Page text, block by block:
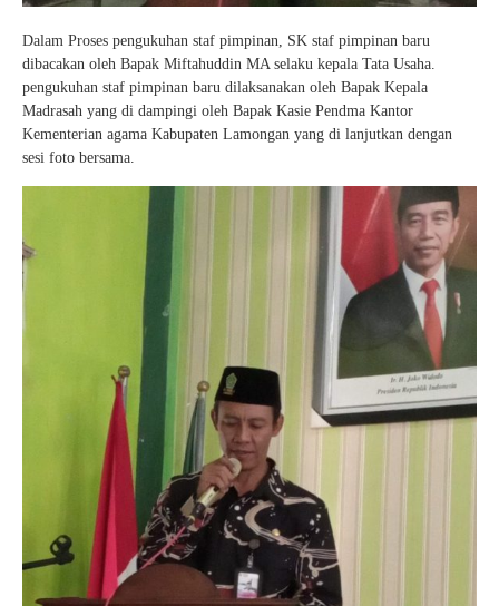
Dalam Proses pengukuhan staf pimpinan, SK staf pimpinan baru
dibacakan oleh Bapak Miftahuddin MA selaku kepala Tata Usaha.
pengukuhan staf pimpinan baru dilaksanakan oleh Bapak Kepala
Madrasah yang di dampingi oleh Bapak Kasie Pendma Kantor
Kementerian agama Kabupaten Lamongan yang di lanjutkan dengan
sesi foto bersama.